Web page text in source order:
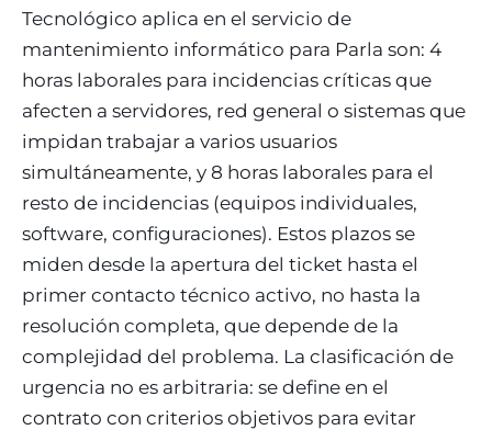
Tecnológico aplica en el servicio de
mantenimiento informático para Parla son: 4
horas laborales para incidencias críticas que
afecten a servidores, red general o sistemas que
impidan trabajar a varios usuarios
simultáneamente, y 8 horas laborales para el
resto de incidencias (equipos individuales,
software, configuraciones). Estos plazos se
miden desde la apertura del ticket hasta el
primer contacto técnico activo, no hasta la
resolución completa, que depende de la
complejidad del problema. La clasificación de
urgencia no es arbitraria: se define en el
contrato con criterios objetivos para evitar